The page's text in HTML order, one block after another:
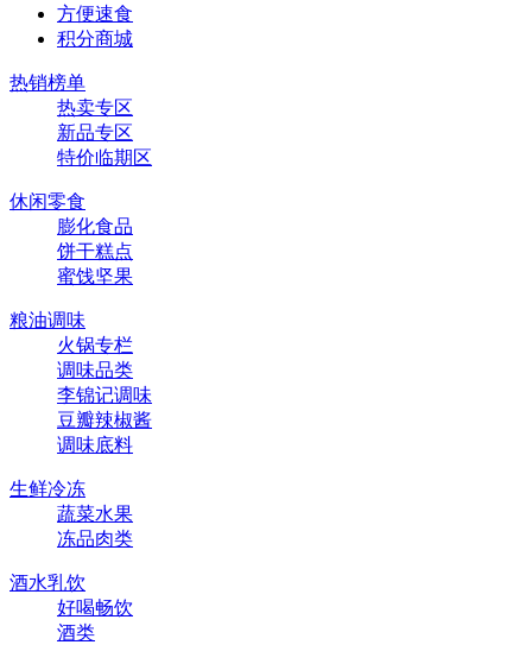
方便速食
积分商城
热销榜单
热卖专区
新品专区
特价临期区
休闲零食
膨化食品
饼干糕点
蜜饯坚果
粮油调味
火锅专栏
调味品类
李锦记调味
豆瓣辣椒酱
调味底料
生鲜冷冻
蔬菜水果
冻品肉类
酒水乳饮
好喝畅饮
酒类